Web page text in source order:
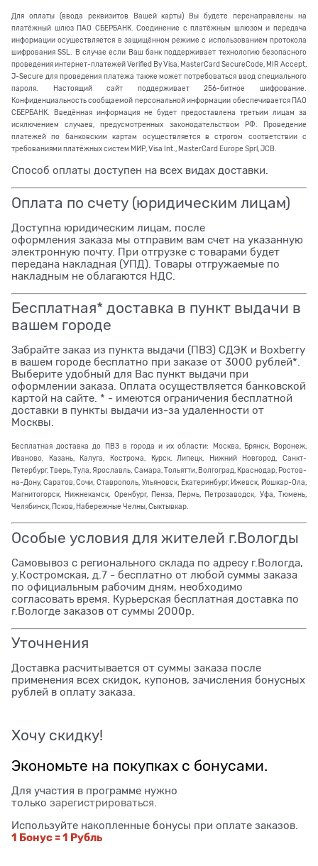
Для оплаты (ввода реквизитов Вашей карты) Вы будете перенаправлены на
платёжный шлюз ПАО СБЕРБАНК. Соединение с платёжным шлюзом и передача
информации осуществляется в защищённом режиме с использованием протокола
шифрования SSL. В случае если Ваш банк поддерживает технологию безопасного
проведения интернет-платежей Verified By Visa, MasterCard SecureCode, MIR Accept,
J-Secure для проведения платежа также может потребоваться ввод специального
пароля. Настоящий сайт поддерживает 256-битное шифрование.
Конфиденциальность сообщаемой персональной информации обеспечивается ПАО
СБЕРБАНК. Введённая информация не будет предоставлена третьим лицам за
исключением случаев, предусмотренных законодательством РФ. Проведение
платежей по банковским картам осуществляется в строгом соответствии с
требованиями платёжных систем МИР, Visa Int., MasterCard Europe Sprl, JCB.
Способ оплаты доступен на всех видах доставки.
Оплата по счету (юридическим лицам)
Доступна юридическим лицам, после
оформления заказа мы отправим вам счет на указанную
электронную почту. При отгрузке с товарами будет
передана накладная (УПД). Товары отгружаемые по
накладным не облагаются НДС.
Бесплатная* доставка в пункт выдачи в
вашем городе
Забрайте заказ из пункта выдачи (ПВЗ) СДЭК и Boxberry
в вашем городе бесплатно при заказе от 3000 рублей*.
Выберите удобный для Вас пункт выдачи при
оформлении заказа. Оплата осуществляется банковской
картой на сайте. * - имеются ограничения бесплатной
доставки в пункты выдачи из-за удаленности от
Москвы.
Бесплатная доставка до ПВЗ в города и их области: Москва, Брянск, Воронеж,
Иваново, Казань, Калуга, Кострома, Курск, Липецк, Нижний Новгород, Санкт-
Петербург, Тверь, Тула, Ярославль, Самара, Тольятти, Волгоград, Краснодар, Ростов-
на-Дону, Саратов, Сочи, Ставрополь, Ульяновск, Екатеринбург, Ижевск, Йошкар-Ола,
Магнитогорск, Нижнекамск, Оренбург, Пенза, Пермь, Петрозаводск, Уфа, Тюмень,
Челябинск, Псков, Набережные Челны, Сыктывкар.
Особые условия для жителей г.Вологды
Самовывоз с регионального склада по адресу г.Вологда,
у.Костромская, д.7 - бесплатно от любой суммы заказа
по официальным рабочим дням, необходимо
согласовать время. Курьерская бесплатная доставка по
г.Вологде заказов от суммы 2000р.
Уточнения
Доставка расчитывается от суммы заказа после
применения всех скидок, купонов, зачисления бонусных
рублей в оплату заказа.
Хочу скидку!
Экономьте на покупках с бонусами.
Для участия в программе нужно
только зарегистрироваться.
Используйте накопленные бонусы при оплате заказов.
1 Бонус = 1 Рубль